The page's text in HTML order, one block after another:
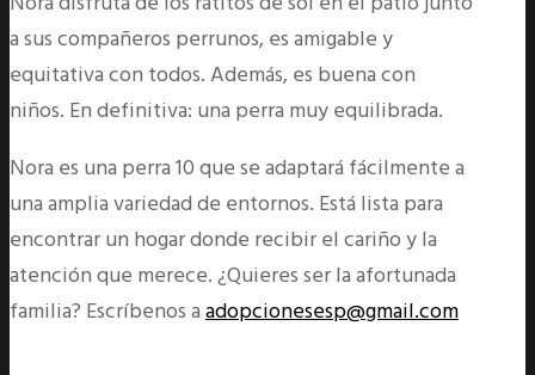
a sus compañeros perrunos, es amigable y
equitativa con todos. Además, es buena con
niños. En definitiva: una perra muy equilibrada.
Nora es una perra 10 que se adaptará fácilmente a
una amplia variedad de entornos. Está lista para
encontrar un hogar donde recibir el cariño y la
atención que merece. ¿Quieres ser la afortunada
familia? Escríbenos aadopcionesesp@gmail.com